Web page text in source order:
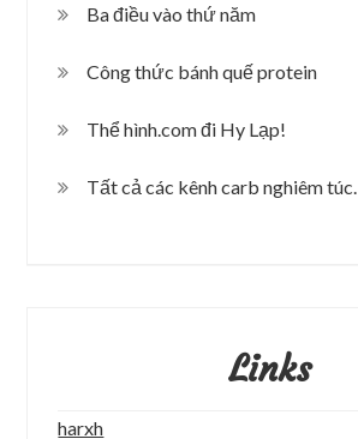
Ba điều vào thứ năm
Công thức bánh quế protein
Thể hình.com đi Hy Lạp!
Tất cả các kênh carb nghiêm túc.
Links
harxh